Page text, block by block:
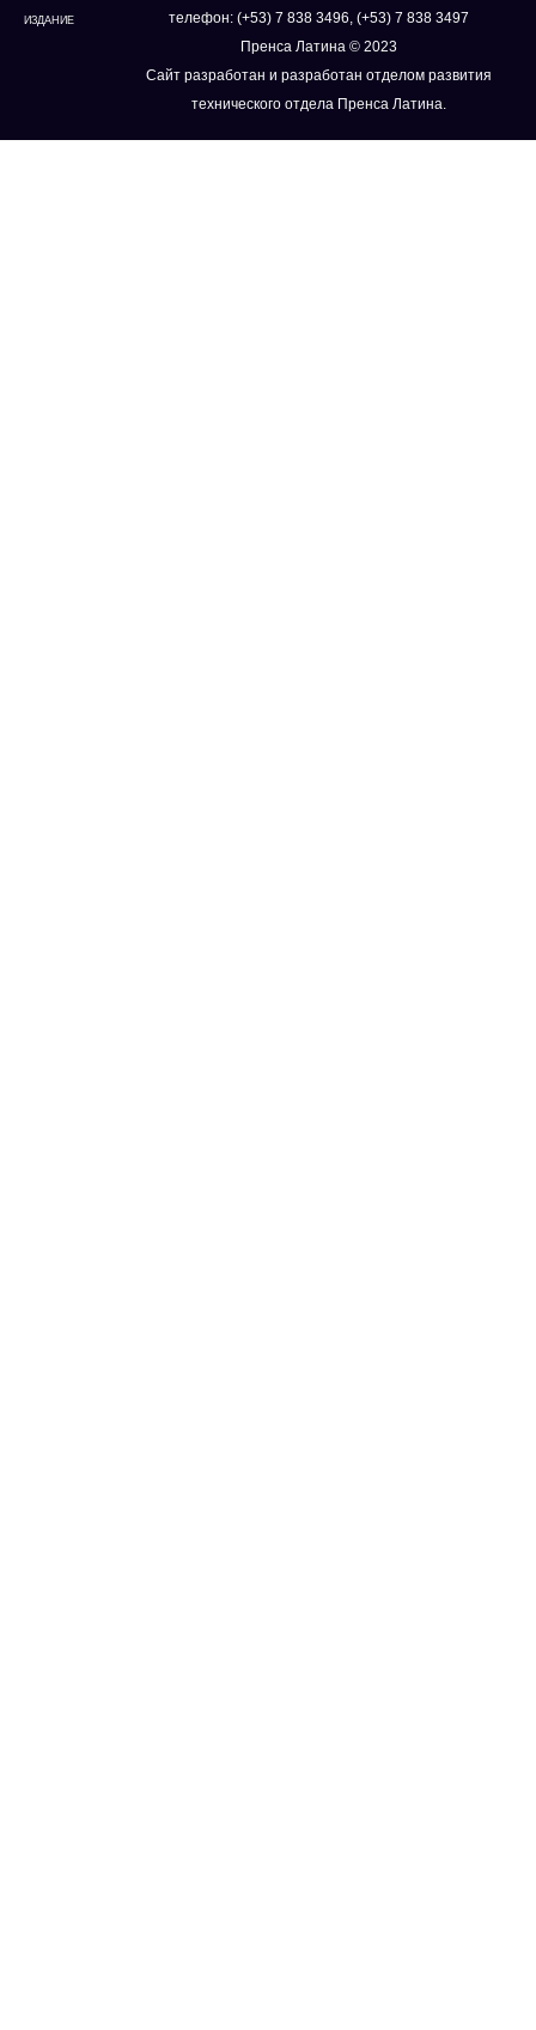
ИЗДАНИЕ
телефон: (+53) 7 838 3496, (+53) 7 838 3497
Пренса Латина © 2023
Сайт разработан и разработан отделом развития
технического отдела Пренса Латина.